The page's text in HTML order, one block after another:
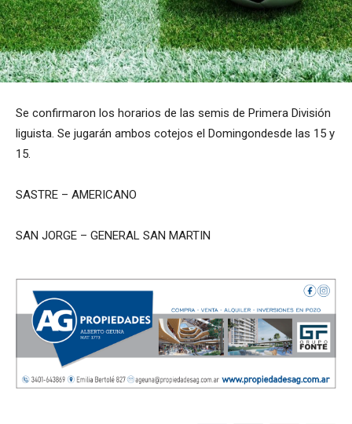
Se confirmaron los horarios de las semis de Primera División
liguista. Se jugarán ambos cotejos el Domingondesde las 15 y
15.
SASTRE – AMERICANO
SAN JORGE – GENERAL SAN MARTIN